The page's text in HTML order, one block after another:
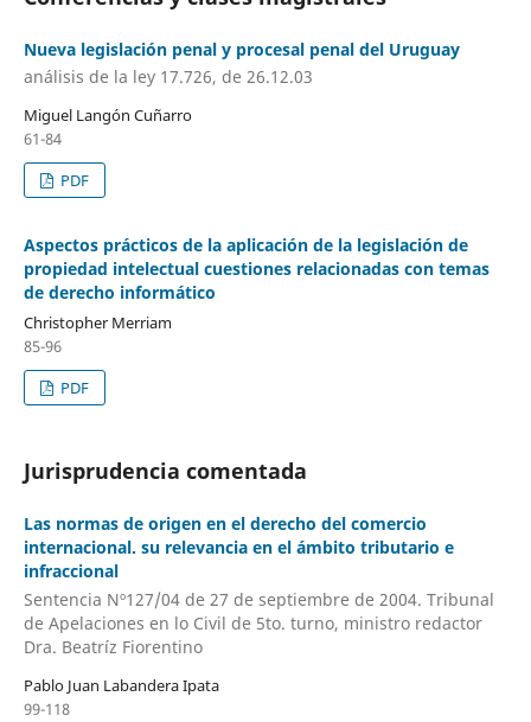
Nueva legislación penal y procesal penal del Uruguay
análisis de la ley 17.726, de 26.12.03
Miguel Langón Cuñarro
61-84
PDF
Aspectos prácticos de la aplicación de la legislación de
propiedad intelectual cuestiones relacionadas con temas
de derecho informático
Christopher Merriam
85-96
PDF
Jurisprudencia comentada
Las normas de origen en el derecho del comercio
internacional. su relevancia en el ámbito tributario e
infraccional
Sentencia Nº127/04 de 27 de septiembre de 2004. Tribunal
de Apelaciones en lo Civil de 5to. turno, ministro redactor
Dra. Beatríz Fiorentino
Pablo Juan Labandera Ipata
99-118